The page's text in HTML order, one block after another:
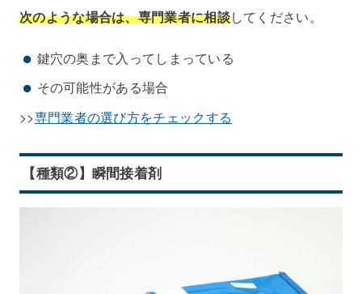
次のような場合は、専門業者に相談してください。
鍵穴の奥まで入ってしまっている
その可能性がある場合
>>専門業者の選び方をチェックする
【種類②】瞬間接着剤